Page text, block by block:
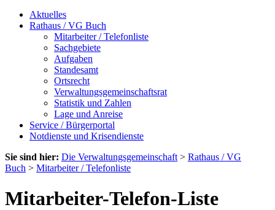
Aktuelles
Rathaus / VG Buch
Mitarbeiter / Telefonliste
Sachgebiete
Aufgaben
Standesamt
Ortsrecht
Verwaltungsgemeinschaftsrat
Statistik und Zahlen
Lage und Anreise
Service / Bürgerportal
Notdienste und Krisendienste
Sie sind hier: Die Verwaltungsgemeinschaft > Rathaus / VG
Buch > Mitarbeiter / Telefonliste
Mitarbeiter-Telefon-Liste